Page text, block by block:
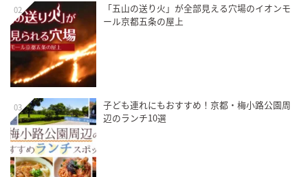
02
「五山の送り火」が全部見える穴場のイオンモ
ール京都五条の屋上
03
子ども連れにもおすすめ！京都・梅小路公園周
辺のランチ10選